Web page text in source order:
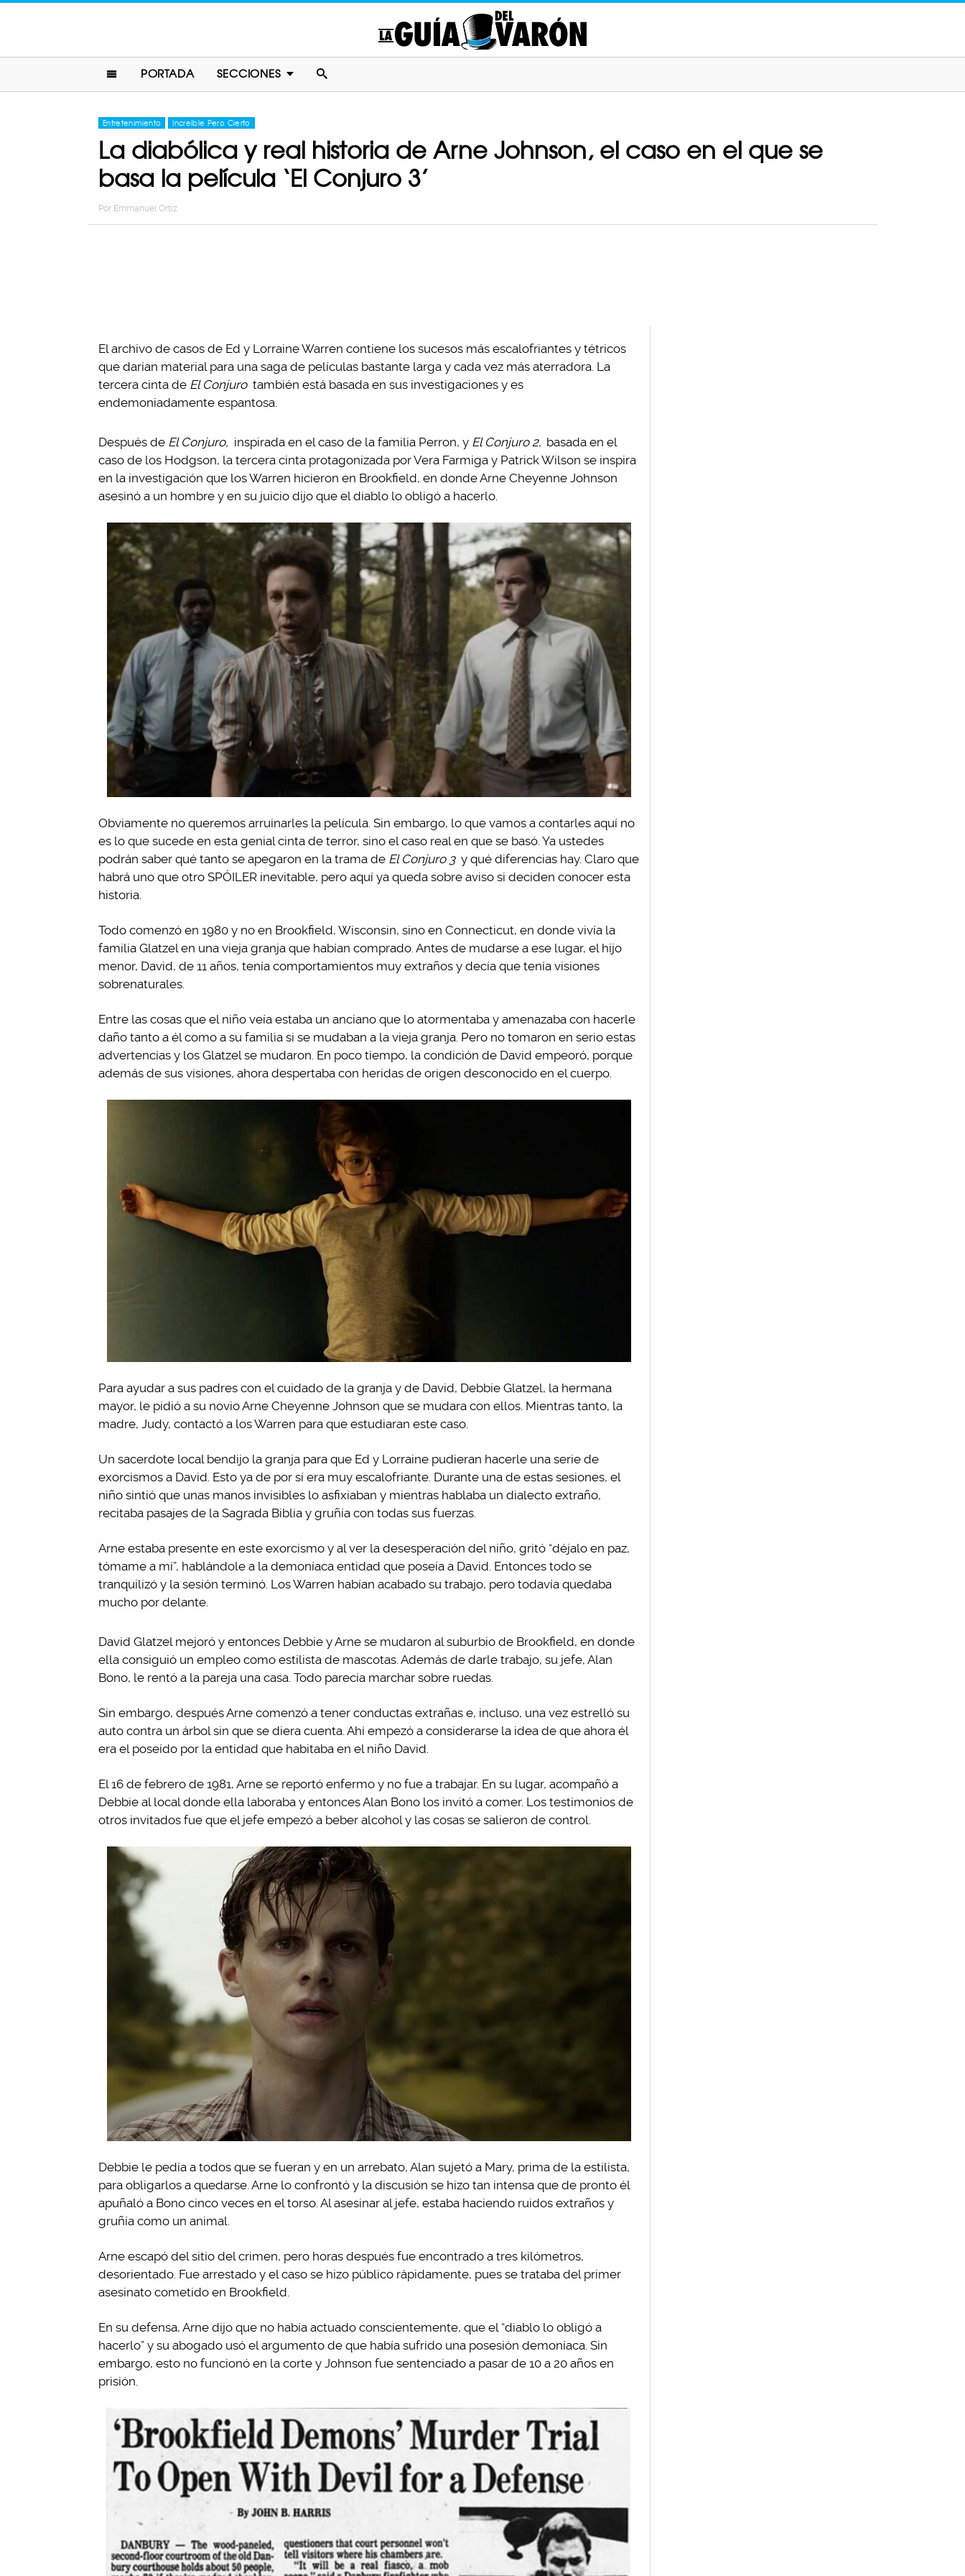
PORTADA SECCIONES
Entretenimiento Increíble Pero Cierto
La diabólica y real historia de Arne Johnson, el caso en el que se
basa la película ‘El Conjuro 3’
Por Emmanuel Ortiz
El archivo de casos de Ed y Lorraine Warren contiene los sucesos más escalofriantes y tétricos
que darían material para una saga de películas bastante larga y cada vez más aterradora. La
tercera cinta de El Conjuro también está basada en sus investigaciones y es
endemoniadamente espantosa.
Después de El Conjuro, inspirada en el caso de la familia Perron, y El Conjuro 2, basada en el
caso de los Hodgson, la tercera cinta protagonizada por Vera Farmiga y Patrick Wilson se inspira
en la investigación que los Warren hicieron en Brookfield, en donde Arne Cheyenne Johnson
asesinó a un hombre y en su juicio dijo que el diablo lo obligó a hacerlo.
Obviamente no queremos arruinarles la película. Sin embargo, lo que vamos a contarles aquí no
es lo que sucede en esta genial cinta de terror, sino el caso real en que se basó. Ya ustedes
podrán saber qué tanto se apegaron en la trama de El Conjuro 3 y qué diferencias hay. Claro que
habrá uno que otro SPÓILER inevitable, pero aquí ya queda sobre aviso si deciden conocer esta
historia.
Todo comenzó en 1980 y no en Brookfield, Wisconsin, sino en Connecticut, en donde vivía la
familia Glatzel en una vieja granja que habían comprado. Antes de mudarse a ese lugar, el hijo
menor, David, de 11 años, tenía comportamientos muy extraños y decía que tenía visiones
sobrenaturales.
Entre las cosas que el niño veía estaba un anciano que lo atormentaba y amenazaba con hacerle
daño tanto a él como a su familia si se mudaban a la vieja granja. Pero no tomaron en serio estas
advertencias y los Glatzel se mudaron. En poco tiempo, la condición de David empeoró, porque
además de sus visiones, ahora despertaba con heridas de origen desconocido en el cuerpo.
Para ayudar a sus padres con el cuidado de la granja y de David, Debbie Glatzel, la hermana
mayor, le pidió a su novio Arne Cheyenne Johnson que se mudara con ellos. Mientras tanto, la
madre, Judy, contactó a los Warren para que estudiaran este caso.
Un sacerdote local bendijo la granja para que Ed y Lorraine pudieran hacerle una serie de
exorcismos a David. Esto ya de por sí era muy escalofriante. Durante una de estas sesiones, el
niño sintió que unas manos invisibles lo asfixiaban y mientras hablaba un dialecto extraño,
recitaba pasajes de la Sagrada Biblia y gruñía con todas sus fuerzas.
Arne estaba presente en este exorcismo y al ver la desesperación del niño, gritó “déjalo en paz,
tómame a mí”, hablándole a la demoníaca entidad que poseía a David. Entonces todo se
tranquilizó y la sesión terminó. Los Warren habían acabado su trabajo, pero todavía quedaba
mucho por delante.
David Glatzel mejoró y entonces Debbie y Arne se mudaron al suburbio de Brookfield, en donde
ella consiguió un empleo como estilista de mascotas. Además de darle trabajo, su jefe, Alan
Bono, le rentó a la pareja una casa. Todo parecía marchar sobre ruedas.
Sin embargo, después Arne comenzó a tener conductas extrañas e, incluso, una vez estrelló su
auto contra un árbol sin que se diera cuenta. Ahí empezó a considerarse la idea de que ahora él
era el poseído por la entidad que habitaba en el niño David.
El 16 de febrero de 1981, Arne se reportó enfermo y no fue a trabajar. En su lugar, acompañó a
Debbie al local donde ella laboraba y entonces Alan Bono los invitó a comer. Los testimonios de
otros invitados fue que el jefe empezó a beber alcohol y las cosas se salieron de control.
Debbie le pedía a todos que se fueran y en un arrebato, Alan sujetó a Mary, prima de la estilista,
para obligarlos a quedarse. Arne lo confrontó y la discusión se hizo tan intensa que de pronto él
apuñaló a Bono cinco veces en el torso. Al asesinar al jefe, estaba haciendo ruidos extraños y
gruñía como un animal.
Arne escapó del sitio del crimen, pero horas después fue encontrado a tres kilómetros,
desorientado. Fue arrestado y el caso se hizo público rápidamente, pues se trataba del primer
asesinato cometido en Brookfield.
En su defensa, Arne dijo que no había actuado conscientemente, que el “diablo lo obligó a
hacerlo” y su abogado usó el argumento de que había sufrido una posesión demoníaca. Sin
embargo, esto no funcionó en la corte y Johnson fue sentenciado a pasar de 10 a 20 años en
prisión.